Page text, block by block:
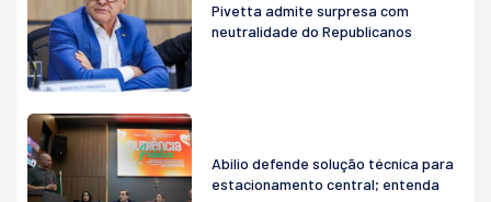
Pivetta admite surpresa com
neutralidade do Republicanos
Abilio defende solução técnica para
estacionamento central; entenda